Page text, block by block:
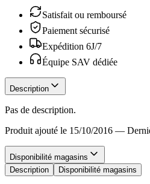
Satisfait ou remboursé
Paiement sécurisé
Expédition 6J/7
Équipe SAV dédiée
Description
Pas de description.
Produit ajouté le 15/10/2016 —
Disponibilité magasins
Description
Disponibilité magasins